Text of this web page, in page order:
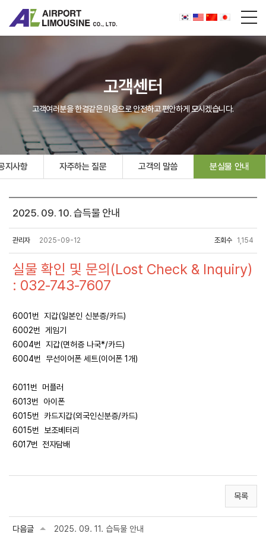
고객센터
고객여러분을 한결같은 마음으로 안전하고 편안하게 모시겠습니다.
지사항 자주하는 질문 고객의 말씀 분실물 안내
2025. 09. 10. 습득물 안내
관리자 2025-09-12 조회수 1,154
실물 확인 및 문의(Lost Check & Inquiry)
: 032-743-7607
6001번 지갑(일본인 신분증/카드)
6002번 게임기
6004번 지갑(면허증 나국*/카드)
6004번 무선이어폰 세트(이어폰 1개)
6011번 머플러
6013번 아이폰
6015번 카드지갑(외국인신분증/카드)
6015번 보조베터리
6017번 전자담배
목록
다음글 2025. 09. 11. 습득물 안내